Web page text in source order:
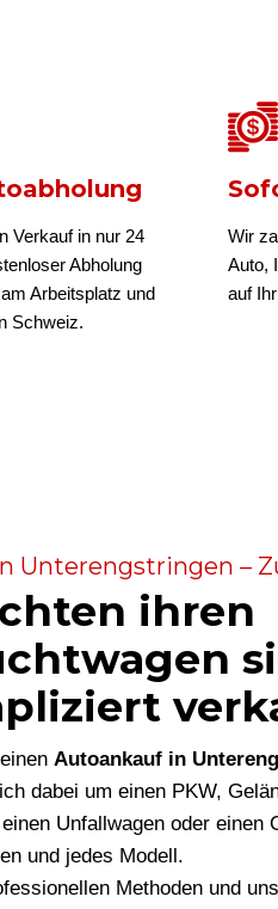
Verkauf in nur 24
Abholung
Arbeitsplatz und
Schweiz.
Wir
Auto,
auf
Unterengstringen –
ihren
Autoankauf in
dabei um einen PKW,
Unfallwagen oder einen
und jedes Modell.
Methoden und